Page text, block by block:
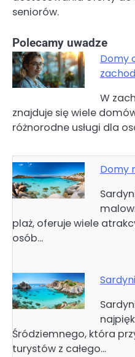
seniorów.
Polecamy uwadze
Domy
W
znajduje się wiele
różnorodne usługi dla
Domy
plaż, oferuje wiele
osób…
Śródziemnego, która
turystów z całego…
Nawigacja